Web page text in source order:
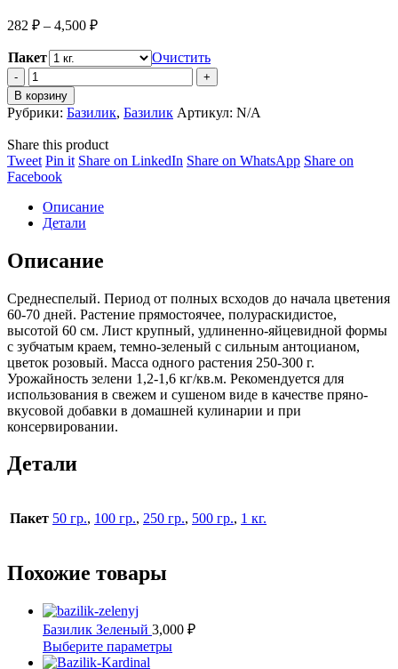
282 ₽ – 4,500 ₽Диапазон
–
Пакет
Очистить
Базилик
Фиолетовый
quantity
В корзину
Рубрики: Базилик, Базилик Артикул: N/A
Share this product
TweetShare
on
Pin itShare
Share on LinkedIn Share
Share on WhatsAppShare
Share on
FacebookShare
Facebook
Описание
Детали
Описание
Среднеспелый. Период от полных всходов до начала цветения
60-70 дней. Растение прямостоячее, полураскидистое,
высотой 60 см. Лист крупный, удлиненно-яйцевидной формы
с зубчатым краем, темно-зеленый с сильным антоцианом,
цветок розовый. Масса одного растения 250-300 г.
Урожайность зелени 1,2-1,6 кг/кв.м. Рекомендуется для
использования в свежем и сушеном виде в качестве пряно-
вкусовой добавки в домашней кулинарии и при
консервировании.
Детали
Пакет 50 гр., 100 гр., 250 гр., 500 гр., 1 кг.
Похожие товары
Базилик Зеленый 3,000 ₽
Выберите параметрыЭтот